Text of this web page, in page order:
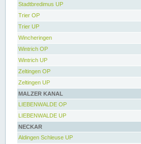
Stadtbredimus UP
Trier OP
Trier UP
Wincheringen
Wintrich OP
Wintrich UP
Zeltingen OP
Zeltingen UP
MALZER KANAL
LIEBENWALDE OP
LIEBENWALDE UP
NECKAR
Aldingen Schleuse UP